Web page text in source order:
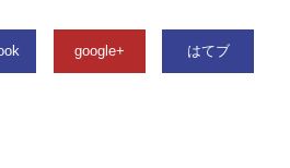
google+ はてブ